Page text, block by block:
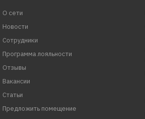
О сети
Новости
Сотрудники
Программа лояльности
Отзывы
Вакансии
Статьи
Предложить помещение